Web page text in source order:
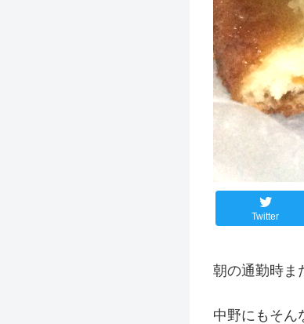
Twitter
朝の通勤時ま
中野にもそん